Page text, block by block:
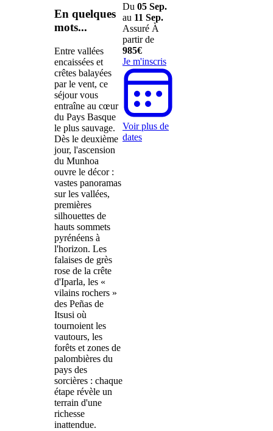
En quelques
mots...
Entre vallées
encaissées et
crêtes balayées
par le vent, ce
séjour vous
entraîne au cœur
du Pays Basque
le plus sauvage.
Dès le deuxième
jour, l'ascension
du Munhoa
ouvre le décor :
vastes panoramas
sur les vallées,
premières
silhouettes de
hauts sommets
pyrénéens à
l'horizon. Les
falaises de grès
rose de la crête
d'Iparla, les «
vilains rochers »
des Peñas de
Itsusi où
tournoient les
vautours, les
forêts et zones de
palombières du
pays des
sorcières : chaque
étape révèle un
terrain d'une
richesse
inattendue.
Du 05 Sep.
au 11 Sep.
Assuré À
partir de
985€
Je m'inscris
Voir plus de
dates